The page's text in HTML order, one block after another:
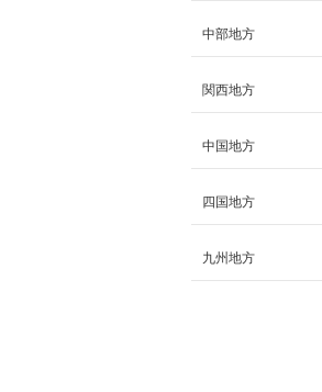
中部地方
関西地方
中国地方
四国地方
九州地方